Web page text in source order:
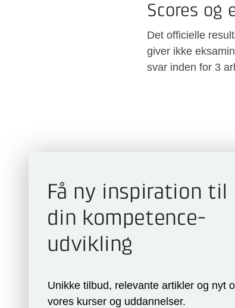
Scores og
Det officielle
giver ikke
svar inden for 3
Få ny inspiration til
din kompetence­
udvikling
Unikke tilbud, relevante artikler og nyt
vores kurser og uddannelser.